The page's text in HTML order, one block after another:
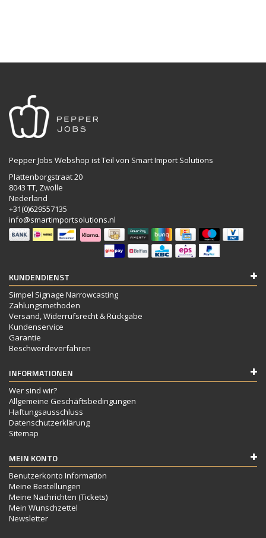
Pepper Jobs Webshop ist Teil von Smart Import Solutions
Plattenborgstraat 20
8043 TT, Zwolle
Nederland
+31(0)629557135
info@smartimportsolutions.nl
KUNDENDIENST
Simpel Signage Narrowcasting
Zahlungsmethoden
Versand, Widerrufsrecht & Rückgabe
Kundenservice
Garantie
Beschwerdeverfahren
INFORMATIONEN
Wer sind wir?
Allgemeine Geschäftsbedingungen
Haftungsausschluss
Datenschutzerklärung
Sitemap
MEIN KONTO
Benutzerkonto Information
Meine Bestellungen
Meine Nachrichten (Tickets)
Mein Wunschzettel
Newsletter